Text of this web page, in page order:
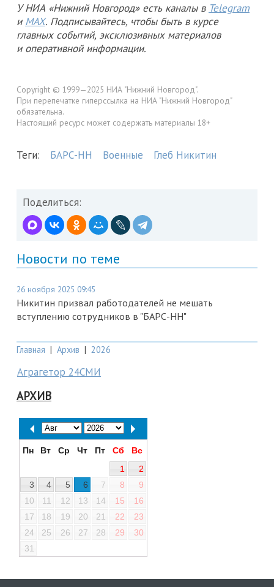
У НИА «Нижний Новгород» есть каналы в Telegram
и MAX. Подписывайтесь, чтобы быть в курсе
главных событий, эксклюзивных материалов
и оперативной информации.
Copyright © 1999—2025 НИА "Нижний Новгород".
При перепечатке гиперссылка на НИА "Нижний Новгород"
обязательна.
Настоящий ресурс может содержать материалы 18+
Теги: БАРС-НН Военные Глеб Никитин
Поделиться:
Новости по теме
26 ноября 2025 09:45
Никитин призвал работодателей не мешать
вступлению сотрудников в "БАРС-НН"
Главная | Архив | 2026
Аграгетор 24СМИ
АРХИВ
Пн Вт Ср Чт Пт Сб
Вс
1
2
3
4 5 6 7 8
9
10
11 12 13 14 15
16
17
18 19 20 21 22
23
24
25 26 27 28 29
30
31